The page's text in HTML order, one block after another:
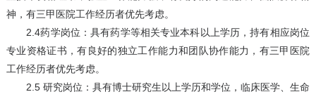
神，有三甲医院工作经历者优先考虑。
2.4药学岗位：具有药学等相关专业本科以上学历，持有相应岗位
专业资格证书，有良好的独立工作能力和团队协作能力，有三甲医院
工作经历者优先考虑。
2.5 研究岗位：具有博士研究生以上学历和学位，临床医学、生命